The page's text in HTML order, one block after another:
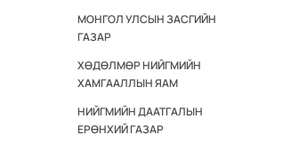
МОНГОЛ УЛСЫН ЗАСГИЙН
ГАЗАР
ХӨДӨЛМӨР НИЙГМИЙН
ХАМГААЛЛЫН ЯАМ
НИЙГМИЙН ДААТГАЛЫН
ЕРӨНХИЙ ГАЗАР